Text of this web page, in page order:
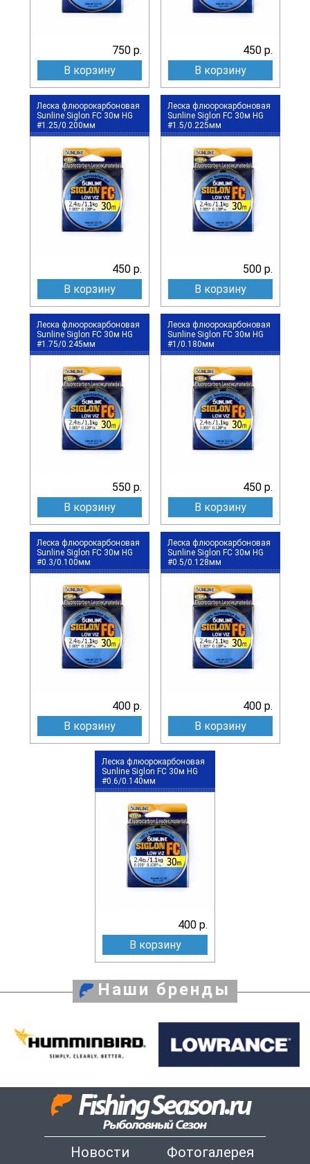
750 р.
В корзину
450 р.
В корзину
Леска флюорокарбоновая
Sunline Siglon FC 30м HG
#1.25/0.200мм
450 р.
В корзину
Леска флюорокарбоновая
Sunline Siglon FC 30м HG
#1.5/0.225мм
500 р.
В корзину
Леска флюорокарбоновая
Sunline Siglon FC 30м HG
#1.75/0.245мм
550 р.
В корзину
Леска флюорокарбоновая
Sunline Siglon FC 30м HG
#1/0.180мм
450 р.
В корзину
Леска флюорокарбоновая
Sunline Siglon FC 30м HG
#0.3/0.100мм
400 р.
В корзину
Леска флюорокарбоновая
Sunline Siglon FC 30м HG
#0.5/0.128мм
400 р.
В корзину
Леска флюорокарбоновая
Sunline Siglon FC 30м HG
#0.6/0.140мм
400 р.
В корзину
Наши бренды
Новости Фотогалерея